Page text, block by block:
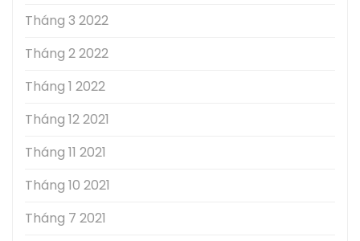
Tháng 3 2022
Tháng 2 2022
Tháng 1 2022
Tháng 12 2021
Tháng 11 2021
Tháng 10 2021
Tháng 7 2021